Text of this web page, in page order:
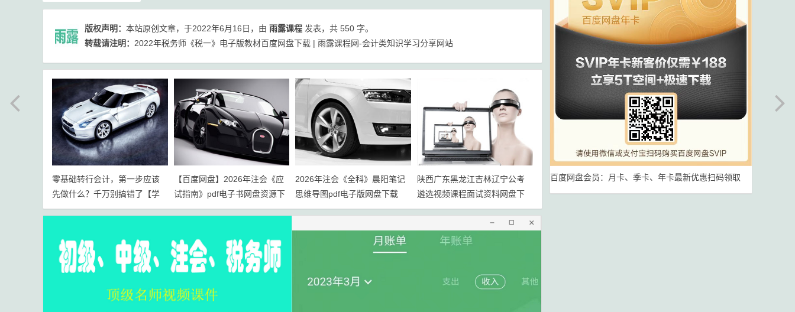
版权声明： 本站原创文章，于2022年6月16日，由 雨露课程 发表，共 550 字。
转载请注明： 2022年税务师《税一》电子版教材百度网盘下载 | 雨露课程网-会计类知识学习分享网站
零基础转行会计，第一步应该
先做什么？千万别搞错了【学
习路线+岗位规划】
【百度网盘】2026年注会《应
试指南》pdf电子书网盘资源下
载
2026年注会《全科》晨阳笔记
思维导图pdf电子版网盘下载
陕西广东黑龙江吉林辽宁公考
遴选视频课程面试资料网盘下
载
百度网盘会员：月卡、季卡、年卡最新优惠扫码领取